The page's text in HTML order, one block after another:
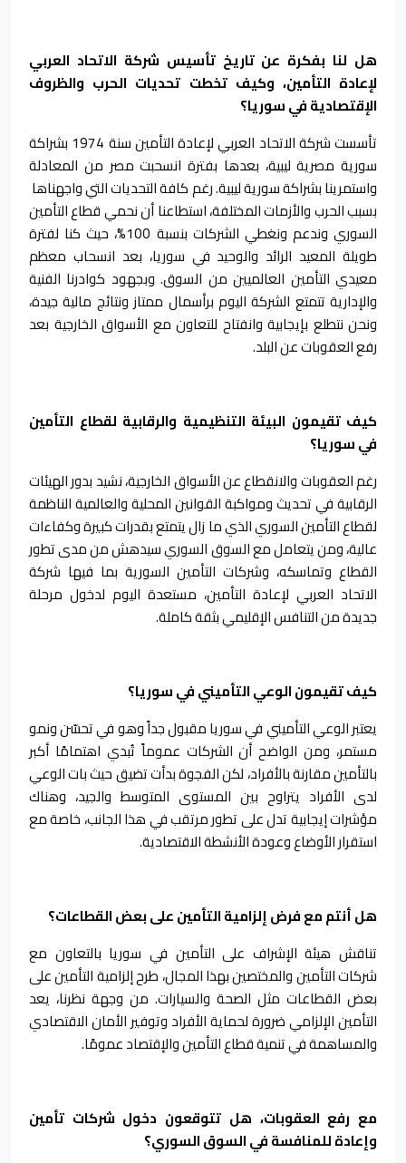
هل لنا بفكرة عن تاريخ تأسيس شركة الاتحاد العربي
لإعادة التأمين، وكيف تخطت تحديات الحرب والظروف
الإقتصادية في سوريا؟
تأسست شركة الاتحاد العربي لإعادة التأمين سنة 1974 بشراكة
سورية مصرية ليبية، بعدها بفترة انسحبت مصر من المعادلة
واستمرينا بشراكة سورية ليبية. رغم كافة التحديات التي واجهناها
بسبب الحرب والأزمات المختلفة، استطاعنا أن نحمي قطاع التأمين
السوري وندعم ونغطي الشركات بنسبة 100%، حيث كنا لفترة
طويلة المعيد الرائد والوحيد في سوريا، بعد انسحاب معظم
معيدي التأمين العالميين من السوق. وبجهود كوادرنا الفنية
والإدارية تتمتع الشركة اليوم برأسمال ممتاز ونتائج مالية جيدة،
ونحن نتطلع بإيجابية وانفتاح للتعاون مع الأسواق الخارجية بعد
رفع العقوبات عن البلد.
كيف تقيمون البيئة التنظيمية والرقابية لقطاع التأمين
في سوريا؟
رغم العقوبات والانقطاع عن الأسواق الخارجية، نشيد بدور الهيئات
الرقابية في تحديث ومواكبة القوانين المحلية والعالمية الناظمة
لقطاع التأمين السوري الذي ما زال يتمتع بقدرات كبيرة وكفاءات
عالية، ومن يتعامل مع السوق السوري سيدهش من مدى تطور
القطاع وتماسكه، وشركات التأمين السورية بما فيها شركة
الاتحاد العربي لإعادة التأمين، مستعدة اليوم لدخول مرحلة
جديدة من التنافس الإقليمي بثقة كاملة.
كيف تقيمون الوعي التأميني في سوريا؟
يعتبر الوعي التأميني في سوريا مقبول جداً وهو في تحسّن ونمو
مستمر، ومن الواضح أن الشركات عموماً تُبدي اهتمامًا أكبر
بالتأمين مقارنة بالأفراد، لكن الفجوة بدأت تضيق حيث بات الوعي
لدى الأفراد يتراوح بين المستوى المتوسط والجيد، وهناك
مؤشرات إيجابية تدل على تطور مرتقب في هذا الجانب، خاصة مع
استقرار الأوضاع وعودة الأنشطة الاقتصادية.
هل أنتم مع فرض إلزامية التأمين على بعض القطاعات؟
تناقش هيئة الإشراف على التأمين في سوريا بالتعاون مع
شركات التأمين والمختصين بهذا المجال، طرح إلزامية التأمين على
بعض القطاعات مثل الصحة والسيارات. من وجهة نظرنا، يعد
التأمين الإلزامي ضرورة لحماية الأفراد وتوفير الأمان الاقتصادي
والمساهمة في تنمية قطاع التأمين والإقتصاد عمومًا.
مع رفع العقوبات، هل تتوقعون دخول شركات تأمين
وإعادة للمنافسة في السوق السوري؟